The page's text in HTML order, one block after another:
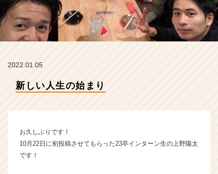
イ
ン】
ベ
ー・
成
企
ら
2022.01.05
新しい人生の始まり
お久しぶりです！
10月22日に初投稿させてもらった23卒インターン生の上野陽太
です！